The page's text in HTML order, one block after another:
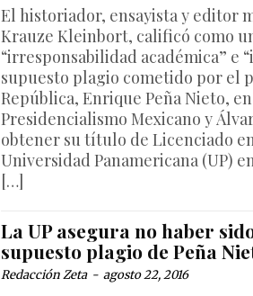
El historiador, ensayista y editor
Krauze Kleinbort, calificó como
“irresponsabilidad académica” e
supuesto plagio cometido por el
República, Enrique Peña Nieto, en
Presidencialismo Mexicano y
obtener su título de Licenciado
Universidad Panamericana (UP)
[…]
La UP asegura no haber
supuesto plagio de Peña
Redacción Zeta - agosto 22, 2016